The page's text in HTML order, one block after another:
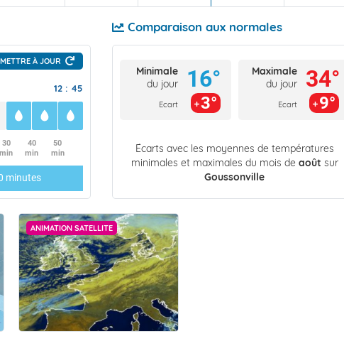
METTRE À JOUR
12 : 45
30
min
40
min
50
min
minutes
Comparaison aux normales
Minimale
du jour
Ecart
16°
3°
Maximale
du jour
Ecart
34°
9°
Écarts avec les moyennes de températures
minimales et maximales du mois de août sur
Goussonville
ANIMATION SATELLITE